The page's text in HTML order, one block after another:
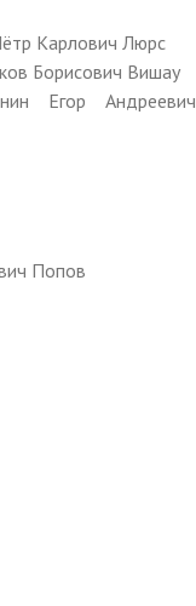
Карлович Люрс
Борисович Вишау
Егор Андреевич
Попов